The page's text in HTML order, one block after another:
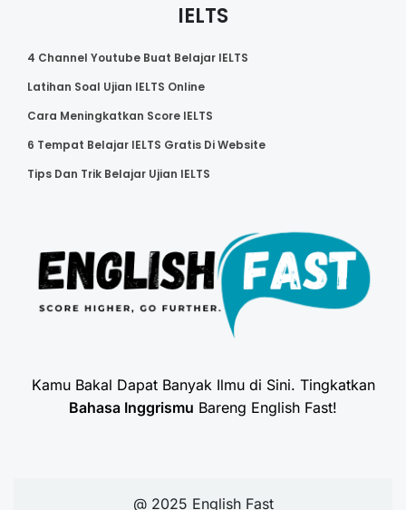
IELTS
4 Channel Youtube Buat Belajar IELTS
Latihan Soal Ujian IELTS Online
Cara Meningkatkan Score IELTS
6 Tempat Belajar IELTS Gratis Di Website
Tips Dan Trik Belajar Ujian IELTS
Kamu Bakal Dapat Banyak Ilmu di Sini. Tingkatkan
Bahasa Inggrismu Bareng English Fast!
@ 2025 English Fast